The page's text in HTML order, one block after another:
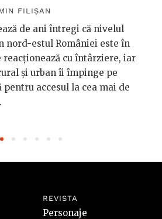
FILIȘAN
de ani întregi că nivelul
nord-estul României este în
cu întârziere, iar
și urban îi împinge pe
accesul la cea mai de
REVISTA
Personaje